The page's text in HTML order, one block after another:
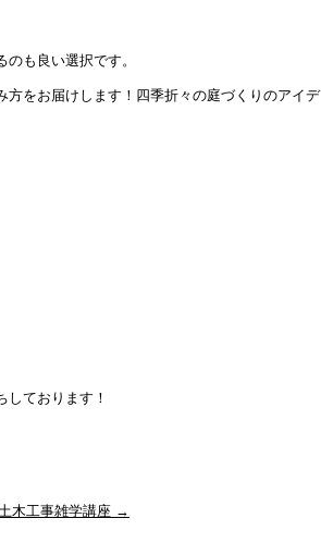
も良い選択です。
をお届けします！四季折々の庭づくりのアイデ
ております！
木工事雑学講座 →